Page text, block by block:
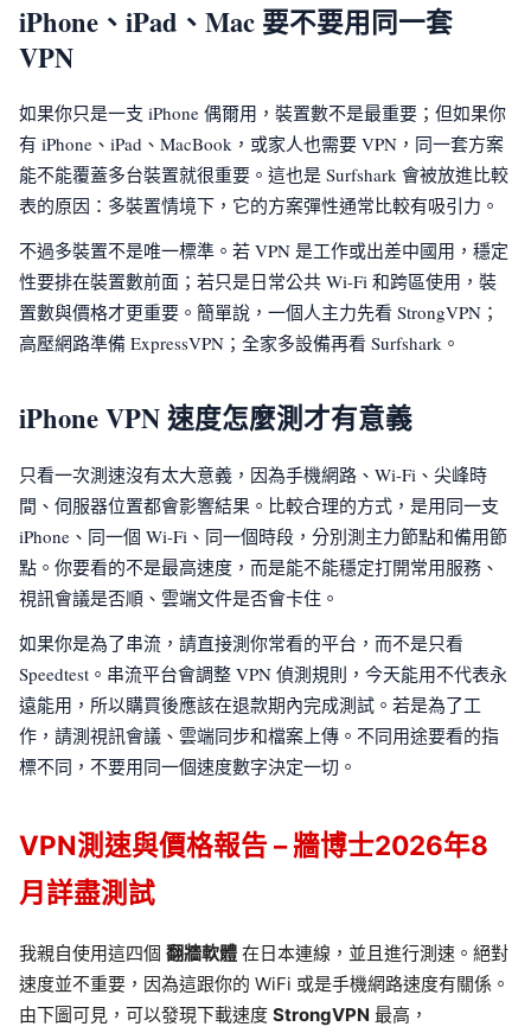
iPhone、iPad、Mac 要不要用同一套
VPN
如果你只是一支 iPhone 偶爾用，裝置數不是最重要；但如果你
有 iPhone、iPad、MacBook，或家人也需要 VPN，同一套方案
能不能覆蓋多台裝置就很重要。這也是 Surfshark 會被放進比較
表的原因：多裝置情境下，它的方案彈性通常比較有吸引力。
不過多裝置不是唯一標準。若 VPN 是工作或出差中國用，穩定
性要排在裝置數前面；若只是日常公共 Wi-Fi 和跨區使用，裝
置數與價格才更重要。簡單說，一個人主力先看 StrongVPN；
高壓網路準備 ExpressVPN；全家多設備再看 Surfshark。
iPhone VPN 速度怎麼測才有意義
只看一次測速沒有太大意義，因為手機網路、Wi-Fi、尖峰時
間、伺服器位置都會影響結果。比較合理的方式，是用同一支
iPhone、同一個 Wi-Fi、同一個時段，分別測主力節點和備用節
點。你要看的不是最高速度，而是能不能穩定打開常用服務、
視訊會議是否順、雲端文件是否會卡住。
如果你是為了串流，請直接測你常看的平台，而不是只看
Speedtest。串流平台會調整 VPN 偵測規則，今天能用不代表永
遠能用，所以購買後應該在退款期內完成測試。若是為了工
作，請測視訊會議、雲端同步和檔案上傳。不同用途要看的指
標不同，不要用同一個速度數字決定一切。
VPN測速與價格報告 – 牆博士2026年8
月詳盡測試
我親自使用這四個 翻牆軟體 在日本連線，並且進行測速。絕對
速度並不重要，因為這跟你的 WiFi 或是手機網路速度有關係。
由下圖可見，可以發現下載速度 StrongVPN 最高，